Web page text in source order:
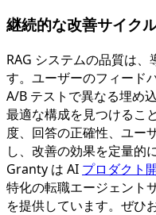
継続的な改善サイク
RAG システムの品質は
す。ユーザーのフィード
A/B テストで異なる埋め
最適な構成を見つけるこ
度、回答の正確性、ユー
し、改善の効果を定量的
Granty は AI プロダクト
特化の転職エージェント
を提供しています。ぜひ